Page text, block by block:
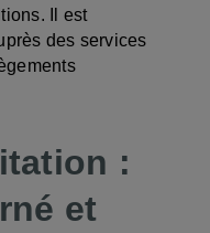
Il est
des services
:
et